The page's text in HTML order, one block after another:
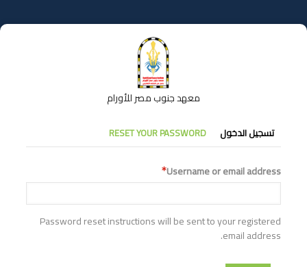
إلى
المحتوى
معهد جنوب مصر للأورام
التبويبات
الأساسية
تسجيل الدخول RESET YOUR PASSWORD
Username or email address
Password reset instructions will be sent to your registered
email address.